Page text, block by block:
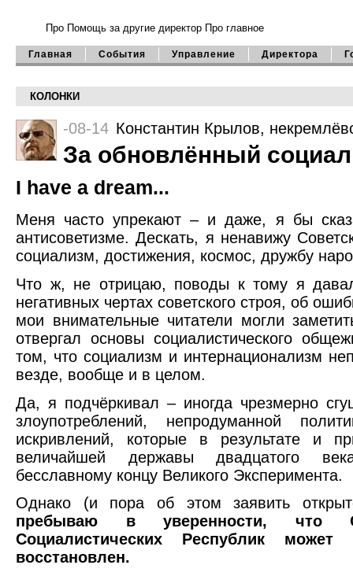
Про Помощь за другие директор Про главное
Главная События Управление Директора
КОЛОНКИ
-08-14 Константин Крылов,
За обновлённый
I have a dream...
Меня часто упрекают – и даже, я бы
антисоветизме. Дескать, я ненавижу
социализм, достижения, космос, дружбу
Что ж, не отрицаю, поводы к тому я
негативных чертах советского строя, об
мои внимательные читатели могли
отвергал основы социалистического
том, что социализм и интернационализм
везде, вообще и в целом.
Да, я подчёркивал – иногда чрезмерно
злоупотреблений, непродуманной
искривлений, которые в результате и
величайшей державы двадцатого
бесславному концу Великого Эксперимента.
Однако (и пора об этом заявить
пребываю в уверенности, что
Социалистических Республик
восстановлен.